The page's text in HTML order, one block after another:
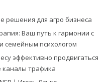
решения для агро бизнеса
Ваш путь к гармонии с
семейным психологом
эффективно продвигаться
каналы трафика